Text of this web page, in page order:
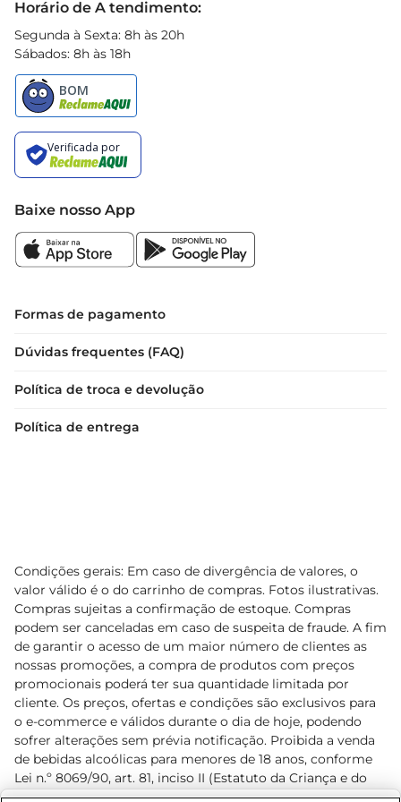
Horário de A tendimento:
Segunda à Sexta: 8h às 20h
Sábados: 8h às 18h
Baixe nosso App
Formas de pagamento
Dúvidas frequentes (FAQ)
Política de troca e devolução
Política de entrega
Condições gerais: Em caso de divergência de valores, o
valor válido é o do carrinho de compras. Fotos ilustrativas.
Compras sujeitas a confirmação de estoque. Compras
podem ser canceladas em caso de suspeita de fraude. A fim
de garantir o acesso de um maior número de clientes as
nossas promoções, a compra de produtos com preços
promocionais poderá ter sua quantidade limitada por
cliente. Os preços, ofertas e condições são exclusivos para
o e-commerce e válidos durante o dia de hoje, podendo
sofrer alterações sem prévia notificação. Proibida a venda
de bebidas alcoólicas para menores de 18 anos, conforme
Lei n.º 8069/90, art. 81, inciso II (Estatuto da Criança e do
Adolescente). Preços e condições exclusivos para o